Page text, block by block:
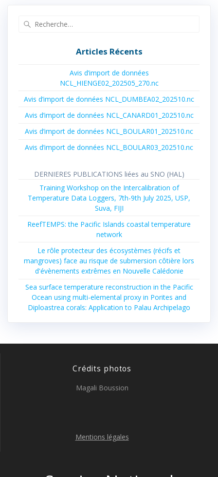
Articles Récents
Avis d’import de données
NCL_HIENGE02_202505_270.nc
Avis d’import de données NCL_DUMBEA02_202510.nc
Avis d’import de données NCL_CANARD01_202510.nc
Avis d’import de données NCL_BOULAR01_202510.nc
Avis d’import de données NCL_BOULAR03_202510.nc
DERNIERES PUBLICATIONS liées au SNO (HAL)
Training Workshop on the Intercalibration of
Temperature Data Loggers, 7th-9th July 2025, USP,
Suva, FIJI
ReefTEMPS: the Pacific Islands coastal temperature
network
Le rôle protecteur des écosystèmes (récifs et
mangroves) face au risque de submersion côtière lors
d'évènements extrêmes en Nouvelle Calédonie
Sea surface temperature reconstruction in the Pacific
Ocean using multi-elemental proxy in Porites and
Diploastrea corals: Application to Palau Archipelago
Crédits photos
Magali Boussion
Mentions légales